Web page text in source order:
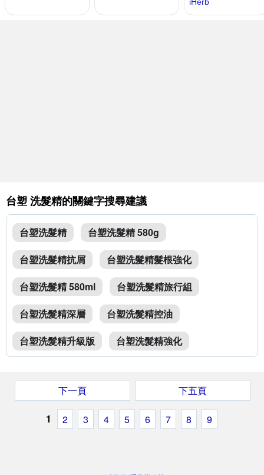
台塑 洗髮精的關鍵字搜尋建議
台塑洗髮精
台塑洗髮精 580g
台塑洗髮精抗屑
台塑洗髮精髮根強化
台塑洗髮精 580ml
台塑洗髮精旅行組
台塑洗髮精深層
台塑洗髮精控油
台塑洗髮精升級版
台塑洗髮精強化
下一頁 下五頁
1 2 3 4 5 6 7 8 9